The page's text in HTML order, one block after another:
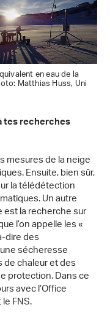
en eau de la
Matthias Huss, Uni
tes recherches
mesures de la neige
Ensuite, bien sûr,
la télédétection
Un autre
est la recherche sur
l’on appelle les «
dire des
sécheresse
chaleur et des
protection. Dans ce
avec l’Office
FNS.